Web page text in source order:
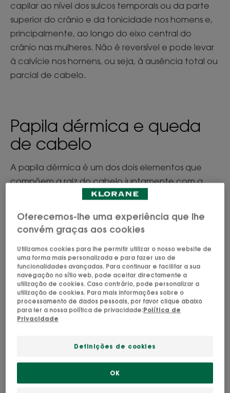
capilar ao nível dos sulcos temporais ou da parte
superior do crânio e da tonicidade nos homens e,
principalmente, ao longo do eixo central do
crânio nas mulheres. Não é reversível e pode levar
à calvície nos homens, ou seja, à ausência total ou
parcial de cabelo.
Papila dérmica e queda
de cabelo
A papila dérmica é um dos dois elementos que
compõem a raiz do cabelo juntamente com a
matriz capilar. É a única área vascularizada do
(vitaminas, micronutrientes), e, por isso, rege todo
o ciclo de crescimento do cabelo. Em caso de
queda de cabelo, o funcionamento da papila
dérmica é alterado, e como consequência
surgem:
Ao nível do bolbo, uma deficiência vascular e
nutricional, e a falta de ancoragem do cabelo
duração da fase anagénica, ou seja, a fase de
As necessidades do cabelo são três: estimular o
Oferecemos-lhe uma experiência que lhe
convém graças aos cookies
Utilizamos cookies para lhe permitir utilizar o nosso website de
uma forma mais personalizada e para fazer uso de
funcionalidades avançadas. Para continuar e facilitar a sua
navegação no sítio web, pode aceitar directamente a
utilização de cookies. Caso contrário, pode personalizar a
utilização de cookies. Para mais informações sobre o
processamento de dados pessoais, por favor clique abaixo
para ler a nossa política de privacidade:Política de
Privacidade
Definições de cookies
OK